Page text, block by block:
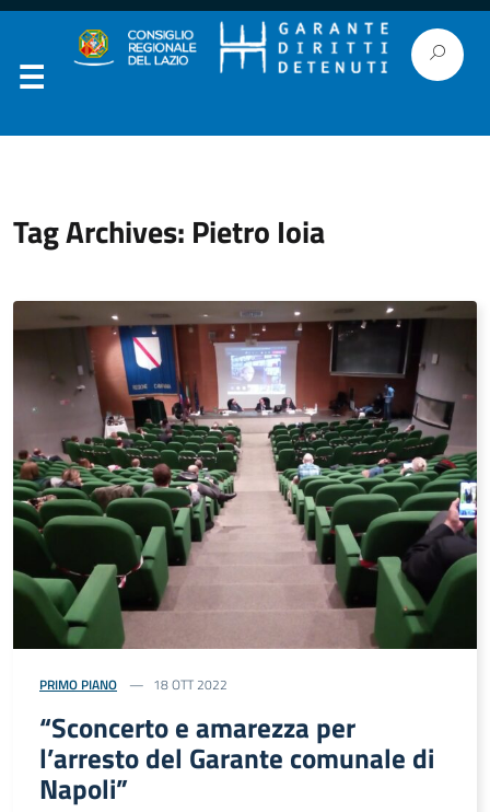
Tag Archives: Pietro Ioia
PRIMO PIANO 18 OTT 2022
“Sconcerto e amarezza per
l’arresto del Garante comunale di
Napoli”